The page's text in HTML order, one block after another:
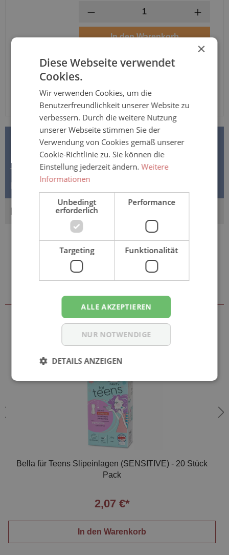
In den Warenkorb
BESCHREIBUNG
Bella for Teens ULTRA - moderne Damenbinden für
Teenager "Energy" Die "Bella for Teens Binden ULTRA
BEWERTUNGEN
Sie könnten auch an folgenden
Artikeln interessiert sein
Bella für Teens Slipeinlagen (SENSITIVE) - 20 Stück
Pack
2,07 €*
In den Warenkorb
×
Diese Webseite verwendet
Cookies.
Wir verwenden Cookies, um die
Benutzerfreundlichkeit unserer Website zu
verbessern. Durch die weitere Nutzung
unserer Webseite stimmen Sie der
Verwendung von Cookies gemäß unserer
Cookie-Richtlinie zu. Sie können die
Einstellung jederzeit ändern.Weitere
Informationen
Unbedingt
erforderlich
Performance
Targeting Funktionalität
ALLE AKZEPTIEREN
NUR NOTWENDIGE
DETAILS ANZEIGEN